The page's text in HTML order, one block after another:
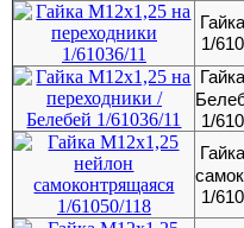
1/
1/
1/